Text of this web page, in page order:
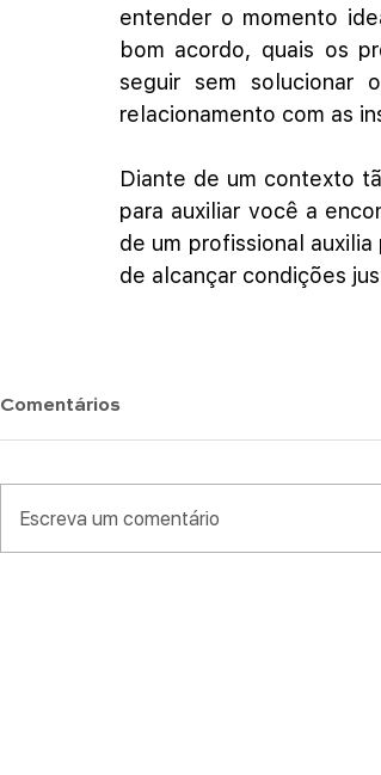
entender o momento
bom acordo, quais os
seguir sem solucionar
relacionamento com as
Diante de um contexto
para auxiliar você a
de um profissional
de alcançar condições
Comentários
Escreva um comentário